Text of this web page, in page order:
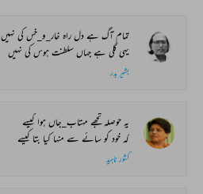
تمام آگ ہے دل راہ خار_و_خس کی نہیں
یہی گلی ہے جہاں سلطنت ہوس کی نہیں
بشیر بدر
یہ حوصلہ تجھے مہتاب_جاں ہوا کیسے
کہ خود کو سائے سے منہا کیا بتا کیسے
کشور ناہید